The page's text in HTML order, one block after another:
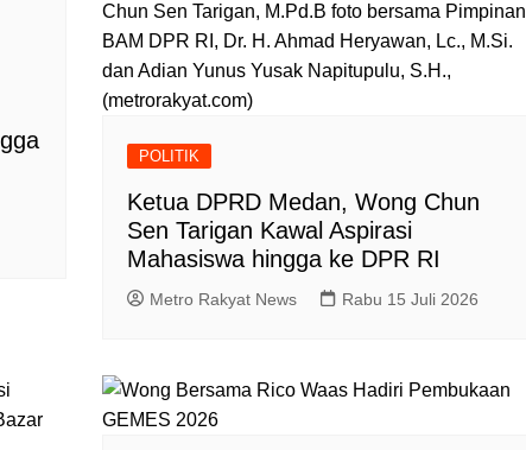
Peristiwa
Polisi Kita
Politik
Wisata
Chun Sen Tarigan, M.Pd.B foto bersama Pimpinan
BAM DPR RI, Dr. H. Ahmad Heryawan, Lc., M.Si.
dan Adian Yunus Yusak Napitupulu, S.H.,
(metrorakyat.com)
POLITIK
Ketua DPRD Medan, Wong Chun
Sen Tarigan Kawal Aspirasi
Mahasiswa hingga ke DPR RI
Metro Rakyat News Rabu 15 Juli 2026